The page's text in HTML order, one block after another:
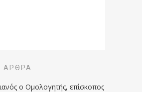
ΆΡΘΡΑ
ο Ομολογητής, επίσκοπος